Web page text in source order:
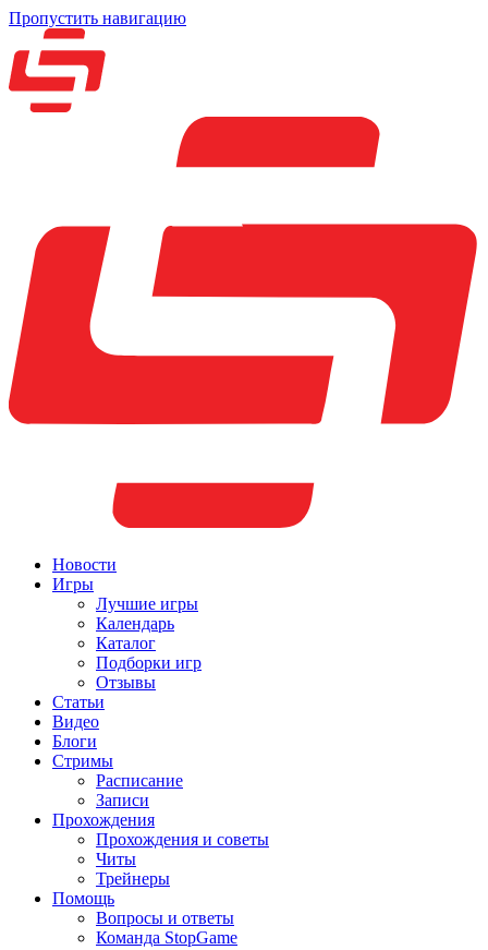
Пропустить навигацию
Новости
Игры
Лучшие игры
Календарь
Каталог
Подборки игр
Отзывы
Статьи
Видео
Блоги
Стримы
Расписание
Записи
Прохождения
Прохождения и советы
Читы
Трейнеры
Помощь
Вопросы и ответы
Команда StopGame